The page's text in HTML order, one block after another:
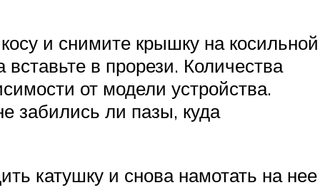
и снимите крышку на косильной
в прорези. Количества
от модели устройства.
забились ли пазы, куда
катушку и снова намотать на нее